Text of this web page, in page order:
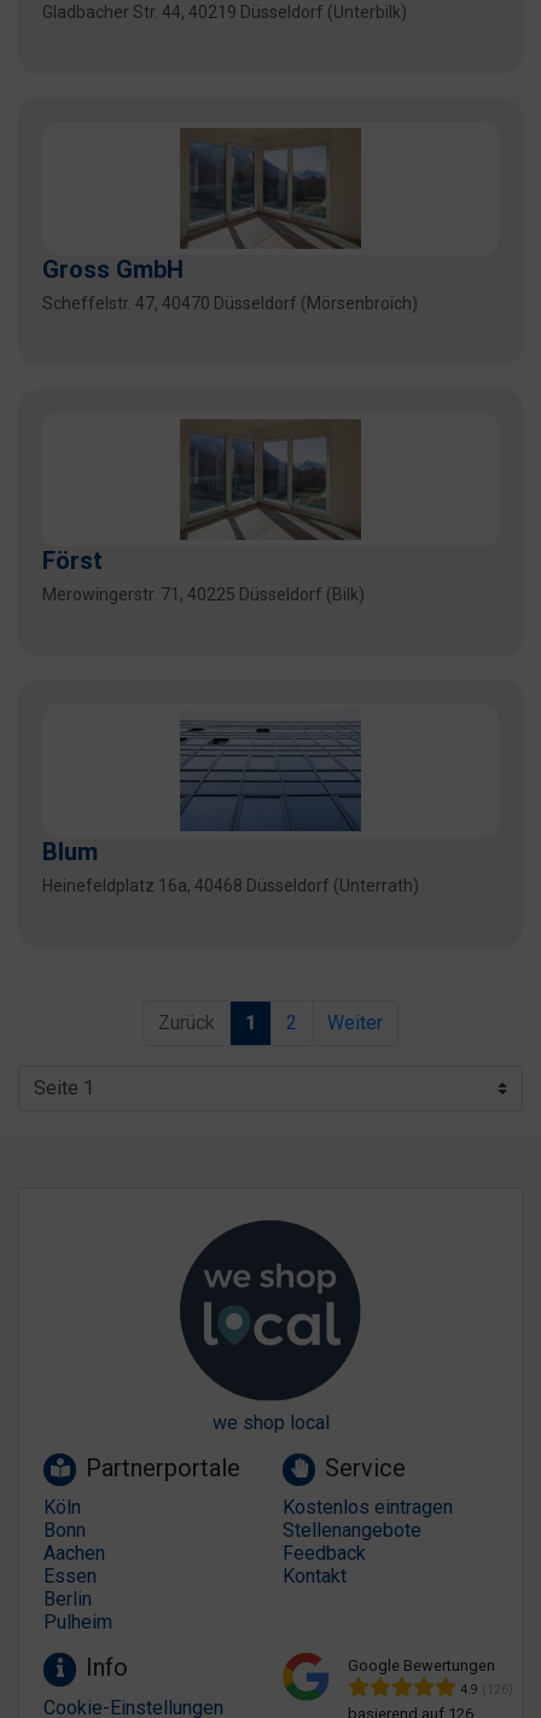
Gladbacher Str. 44, 40219 Düsseldorf (Unterbilk)
Gross GmbH
Scheffelstr. 47, 40470 Düsseldorf (Mörsenbroich)
Först
Merowingerstr. 71, 40225 Düsseldorf (Bilk)
Blum
Heinefeldplatz 16a, 40468 Düsseldorf (Unterrath)
Zurück 1 2 Weiter
we shop local
Partnerportale
Köln
Bonn
Aachen
Essen
Berlin
Pulheim
Service
Kostenlos eintragen
Stellenangebote
Feedback
Kontakt
Info
Cookie-Einstellungen
Google Bewertungen
4.9 (126)
basierend auf 126